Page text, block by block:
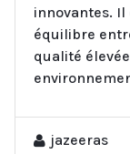
innovantes.
équilibre
qualité
jazeeras